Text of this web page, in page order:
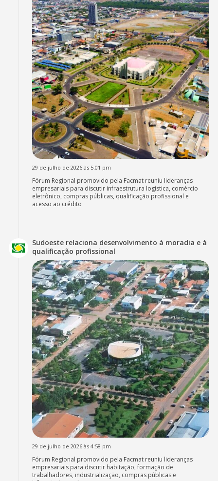
29 de julho de 2026 às 5:01 pm
Fórum Regional promovido pela Facmat reuniu lideranças
empresariais para discutir infraestrutura logística, comércio
eletrônico, compras públicas, qualificação profissional e
acesso ao crédito
Sudoeste relaciona desenvolvimento à moradia e à
qualificação profissional
29 de julho de 2026 às 4:58 pm
Fórum Regional promovido pela Facmat reuniu lideranças
empresariais para discutir habitação, formação de
trabalhadores, industrialização, compras públicas e